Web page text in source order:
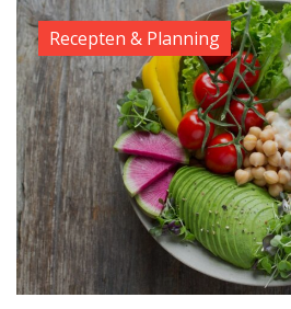
Recepten & Planning